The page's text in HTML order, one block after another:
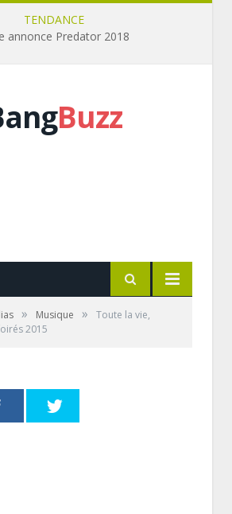
TENDANCE
annonce Predator 2018
Buzz
» Musique »
Toute la vie,
2015